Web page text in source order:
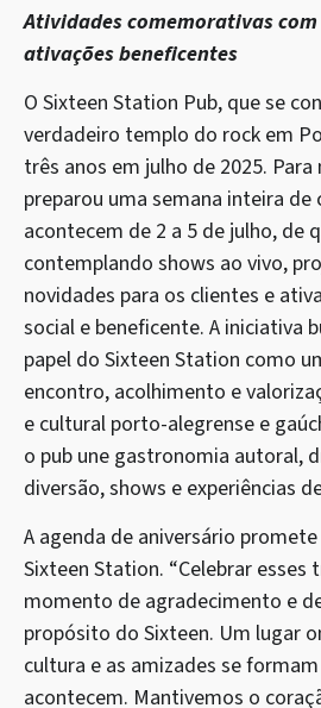
Atividades comemorativas
ativações beneficentes
O Sixteen Station Pub, que se
verdadeiro templo do rock em
três anos em julho de 2025.
preparou uma semana inteira
acontecem de 2 a 5 de julho, de
contemplando shows ao vivo,
novidades para os clientes e
social e beneficente. A iniciativa
papel do Sixteen Station como
encontro, acolhimento e
e cultural porto-alegrense e
o pub une gastronomia autoral,
diversão, shows e experiências
A agenda de aniversário
Sixteen Station. “Celebrar esses
momento de agradecimento e
propósito do Sixteen. Um lugar
cultura e as amizades se
acontecem. Mantivemos o